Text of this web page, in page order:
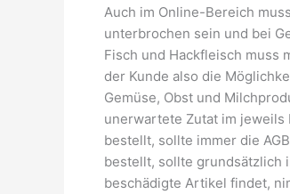
Auch im Online-Bereich
unterbrochen sein und bei
Fisch und Hackfleisch muss
der Kunde also die
Gemüse, Obst und
unerwartete Zutat im
bestellt, sollte immer die
bestellt, sollte grundsätzlich
beschädigte Artikel findet,